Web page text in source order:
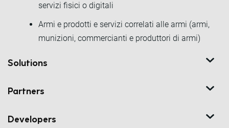
servizi fisici o digitali
Armi e prodotti e servizi correlati alle armi (armi,
munizioni, commercianti e produttori di armi)
Solutions
Partners
Developers